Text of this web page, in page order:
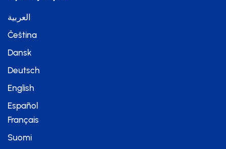
العربية
Čeština
Dansk
Deutsch
English
Español
Français